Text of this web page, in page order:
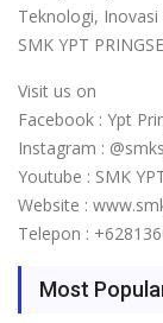
Teknologi,
SMK YPT
Visit us on
Facebook : Ypt
Instagram :
Youtube : SMK
Website :
Telepon :
Most